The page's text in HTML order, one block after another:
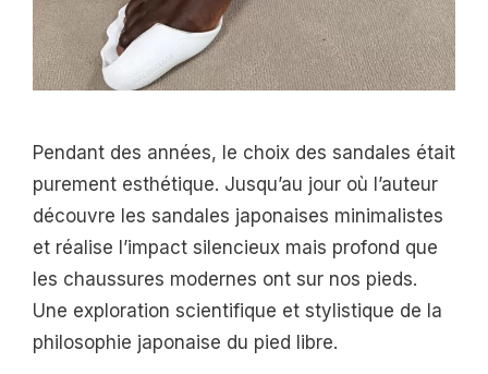
Pendant des années, le choix des sandales était
purement esthétique. Jusqu’au jour où l’auteur
découvre les sandales japonaises minimalistes
et réalise l’impact silencieux mais profond que
les chaussures modernes ont sur nos pieds.
Une exploration scientifique et stylistique de la
philosophie japonaise du pied libre.